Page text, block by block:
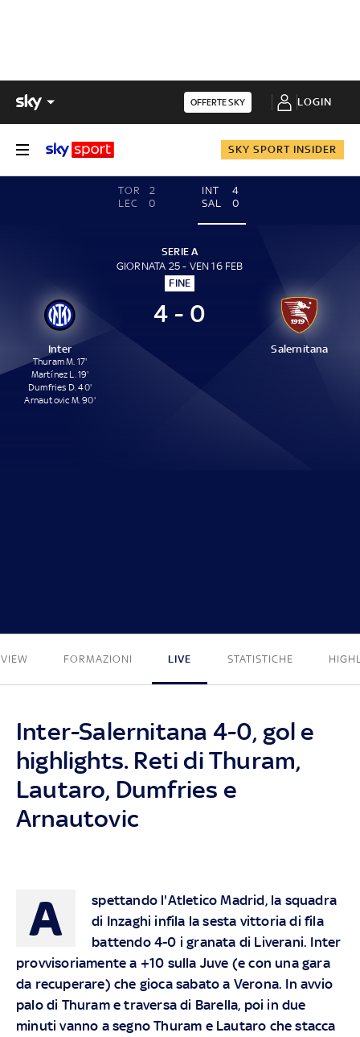
OFFERTE SKY LOGIN
SKY SPORT INSIDER
TOR
2
LEC
0
INT
4
SAL
0
SERIE A
GIORNATA 25 - VEN 16 FEB
FINE
Inter
Thuram M. 17'
Martínez L. 19'
Dumfries D. 40'
Arnautovic M. 90'
4 - 0
Salernitana
FORMAZIONI LIVE STATISTICHE
Inter-Salernitana 4-0, gol e
highlights. Reti di Thuram,
Lautaro, Dumfries e
Arnautovic
A
spettando l'Atletico Madrid, la squadra
di Inzaghi infila la sesta vittoria di fila
battendo 4-0 i granata di Liverani. Inter
provvisoriamente a +10 sulla Juve (e con una gara
da recuperare) che gioca sabato a Verona. In avvio
palo di Thuram e traversa di Barella, poi in due
minuti vanno a segno Thuram e Lautaro che stacca